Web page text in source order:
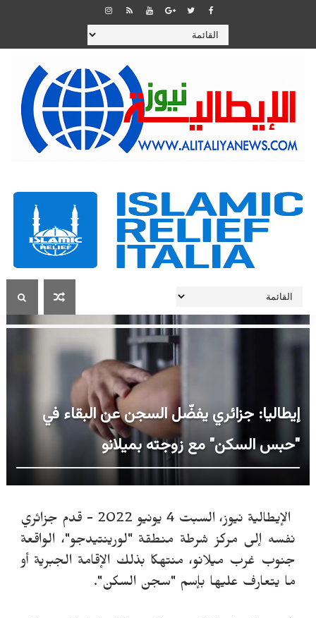
إيطاليا: جزائري يفضّل السجن عن البقاء في
"حبس السكن" مع زوجته بميلانو
الإيطالية نيوز، السبت 4 يونيو 2022 -
قدم جزائري
نفسه إلى مركز شرطة منطقة "لورينتيدجو"، الواقعة
جنوب غرب ميلانو، منتهكا بذلك الإقامة الجبرية أو
ما يتعارف عليها بإسم "سجن السكن".